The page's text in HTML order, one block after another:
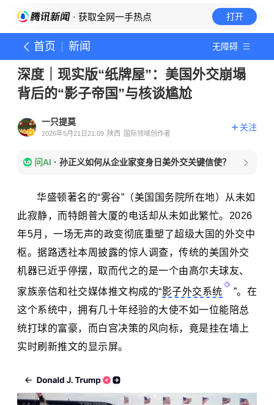
· 获取全网一手热点 打开
首页 新闻 无障碍
深度｜现实版“纸牌屋”：美国外交崩塌
背后的“影子帝国”与核谈尴尬
一只提莫
2026年5月21日21:09 陕西 国际领域创作者
关注
问AI · 孙正义如何从企业家变身日美外交关键信使？
华盛顿著名的“雾谷”（美国国务院所在地）从未如
此寂静，而特朗普大厦的电话却从未如此繁忙。2026
年5月，一场无声的政变彻底重塑了超级大国的外交中
枢。据路透社本周披露的惊人调查，传统的美国外交
机器已近乎停摆，取而代之的是一个由高尔夫球友、
家族亲信和社交媒体推文构成的“影子外交系统
”。在
这个系统中，拥有几十年经验的大使不如一位能陪总
统打球的富豪，而白宫决策的风向标，竟是挂在墙上
实时刷新推文的显示屏。